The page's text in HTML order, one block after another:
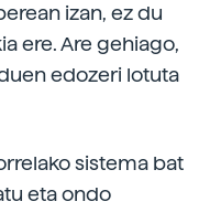
izan, ez du
ere. Are gehiago,
edozeri lotuta
sistema bat
eta ondo